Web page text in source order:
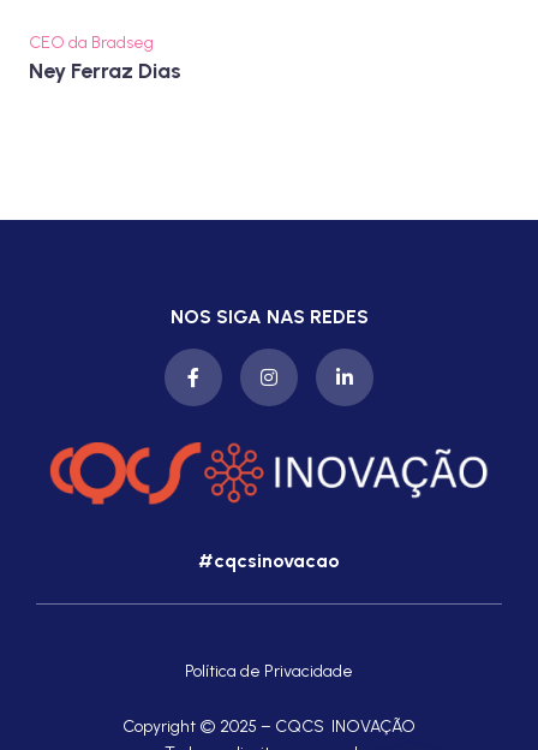
CEO da Bradseg
Ney Ferraz Dias
NOS SIGA NAS REDES
#cqcsinovacao
Política de Privacidade
Copyright © 2025 – CQCS INOVAÇÃO